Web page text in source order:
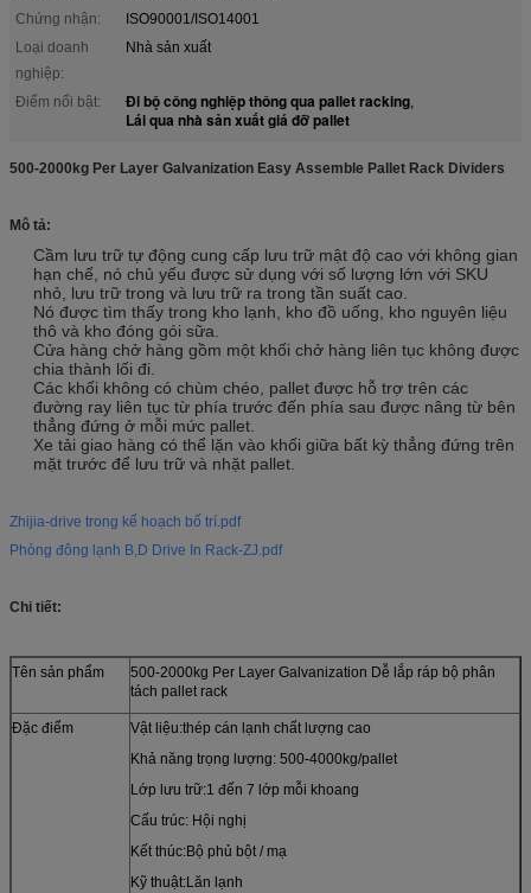
Chứng nhận:
ISO90001/ISO14001
Loại doanh
nghiệp:
Nhà sản xuất
Điểm nổi bật: Đi bộ công nghiệp thông qua pallet racking,
Lái qua nhà sản xuất giá đỡ pallet
500-2000kg Per Layer Galvanization Easy Assemble Pallet Rack Dividers
Mô tả:
Cầm lưu trữ tự động cung cấp lưu trữ mật độ cao với không gian
hạn chế, nó chủ yếu được sử dụng với số lượng lớn với SKU
nhỏ, lưu trữ trong và lưu trữ ra trong tần suất cao.
Nó được tìm thấy trong kho lạnh, kho đồ uống, kho nguyên liệu
thô và kho đóng gói sữa.
Cửa hàng chở hàng gồm một khối chở hàng liên tục không được
chia thành lối đi.
Các khối không có chùm chéo, pallet được hỗ trợ trên các
đường ray liên tục từ phía trước đến phía sau được nâng từ bên
thẳng đứng ở mỗi mức pallet.
Xe tải giao hàng có thể lặn vào khối giữa bất kỳ thẳng đứng trên
mặt trước để lưu trữ và nhặt pallet.
Zhijia-drive trong kế hoạch bố trí.pdf
Phòng đông lạnh B,D Drive In Rack-ZJ.pdf
Chi tiết:
Tên sản phẩm
500-2000kg Per Layer Galvanization Dễ lắp ráp bộ phân
tách pallet rack
Đặc điểm
Vật liệu:thép cán lạnh chất lượng cao
Khả năng trọng lượng: 500-4000kg/pallet
Lớp lưu trữ:1 đến 7 lớp mỗi khoang
Cấu trúc: Hội nghị
Kết thúc:Bộ phủ bột / mạ
Kỹ thuật:Lăn lạnh